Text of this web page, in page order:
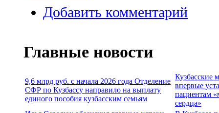
Добавить комментарий
Главные новости
9,6 млрд руб. с начала 2026 года Отделение
СФР по Кузбассу направило на выплату
единого пособия кузбасским семьям
Кузбасские
впервые
пациентам
сердца»